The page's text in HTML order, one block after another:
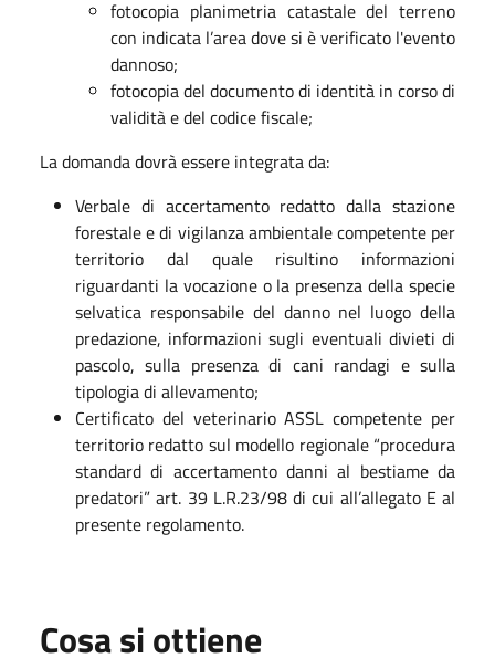
fotocopia planimetria catastale del terreno
con indicata l’area dove si è verificato l'evento
dannoso;
fotocopia del documento di identità in corso di
validità e del codice fiscale;
La domanda dovrà essere integrata da:
Verbale di accertamento redatto dalla stazione
forestale e di vigilanza ambientale competente per
territorio dal quale risultino informazioni
riguardanti la vocazione o la presenza della specie
selvatica responsabile del danno nel luogo della
predazione, informazioni sugli eventuali divieti di
pascolo, sulla presenza di cani randagi e sulla
tipologia di allevamento;
Certificato del veterinario ASSL competente per
territorio redatto sul modello regionale “procedura
standard di accertamento danni al bestiame da
predatori” art. 39 L.R.23/98 di cui all’allegato E al
presente regolamento.
Cosa si ottiene